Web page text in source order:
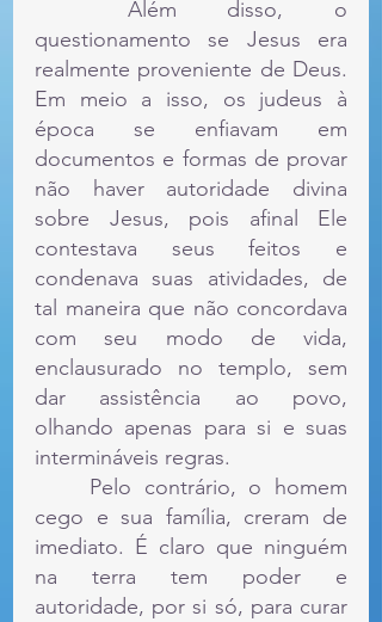
questionamento se Jesus era
realmente proveniente de Deus.
Em meio a isso, os judeus à
época se enfiavam em
documentos e formas de provar
não haver autoridade divina
sobre Jesus, pois afinal Ele
contestava seus feitos e
condenava suas atividades, de
tal maneira que não concordava
com seu modo de vida,
enclausurado no templo, sem
dar assistência ao povo,
olhando apenas para si e suas
intermináveis regras.
cego e sua família, creram de
imediato. É claro que ninguém
na terra tem poder e
autoridade, por si só, para curar